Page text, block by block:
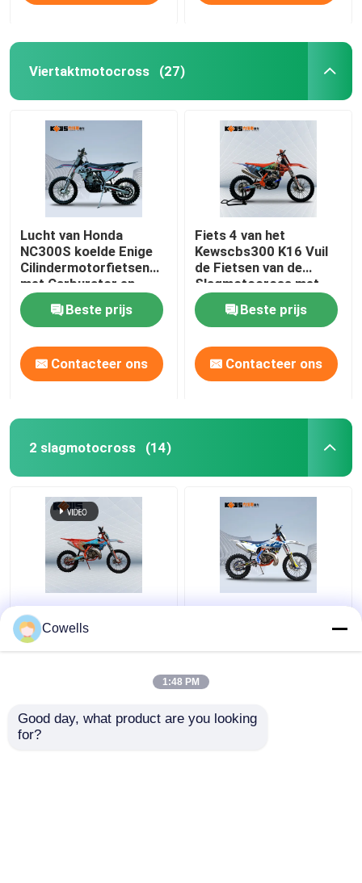
Viertaktmotocross (27)
Lucht van Honda
NC300S koelde Enige
Cilindermotorfietsen
met Carburator en
Brandstofinjectie
Beste prijs
Contacteer ons
Fiets 4 van het
Kewscbs300 K16 Vuil
de Fietsen van de
Slagmotocross met
Schijfrem
Beste prijs
Contacteer ons
2 slagmotocross (14)
Kews 2 de Fiets van het
de Slagvuil van de
Slagmotocross
120KM/H vuilfiets 2 de
Motorfietsmt250 Staal
Cowells
1:48 PM
Good day, what product are you looking
for?